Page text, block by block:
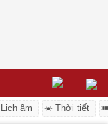
âm ☀️ Thời tiết